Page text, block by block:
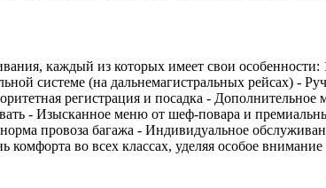
каждый из которых имеет свои
системе (на дальнемагистральных рейсах) -
регистрация и посадка - Дополнительное
- Изысканное меню от шеф-повара и
провоза багажа - Индивидуальное
комфорта во всех классах, уделяя особое